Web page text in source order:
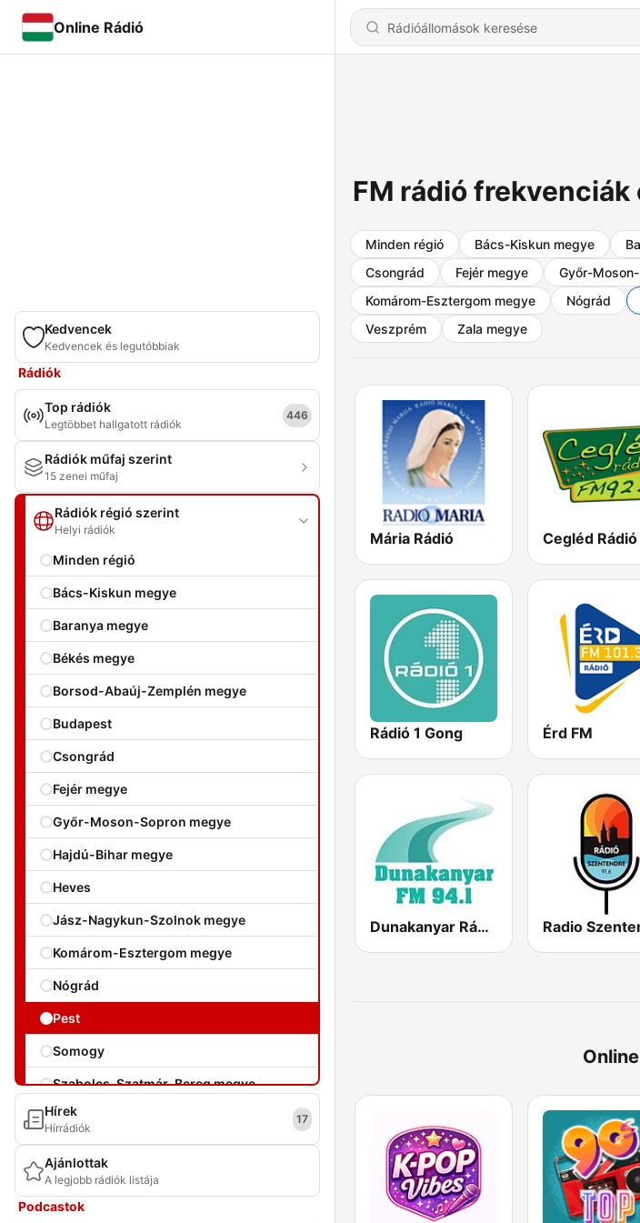
Online Rádió
Kedvencek
Kedvencek és legutóbbiak
Rádiók
Top rádiók
Legtöbbet hallgatott rádiók
446
Rádiók műfaj szerint
15 zenei műfaj
Rádiók régió szerint
Helyi rádiók
Minden régió
Bács-Kiskun megye
Baranya megye
Békés megye
Borsod-Abaúj-Zemplén megye
Budapest
Csongrád
Fejér megye
Győr-Moson-Sopron megye
Hajdú-Bihar megye
Heves
Jász-Nagykun-Szolnok megye
Komárom-Esztergom megye
Nógrád
Pest
Somogy
Szabolcs-Szatmár-Bereg megye
Tolna
Vas megye
Veszprém
Zala megye
Hírek
Hírrádiók
17
Ajánlottak
A legjobb rádiók listája
Podcastok
FM rádió
Minden régió Bács-Kiskun megye
Csongrád
Fejér megye Győr-
Komárom-Esztergom megye
Nógrád
Veszprém
Zala megye
Mária Rádió Cegléd Rádió
Rádió 1 Gong Érd FM
Dunakanyar Rádió